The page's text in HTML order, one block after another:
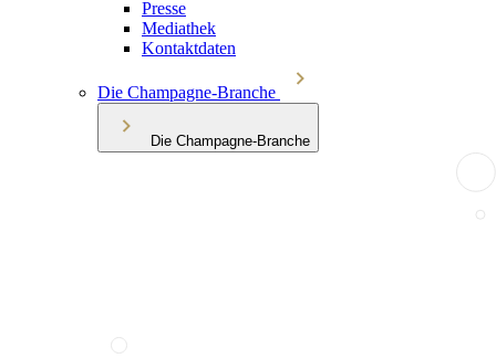
Presse
Mediathek
Kontaktdaten
Die Champagne-Branche
Die Champagne-Branche